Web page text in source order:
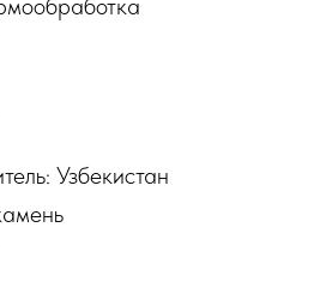
Узбекистан